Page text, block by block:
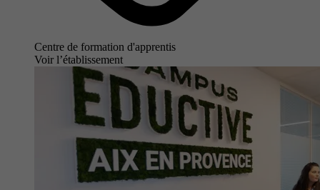
Centre de formation d'apprentis
Voir l’établissement